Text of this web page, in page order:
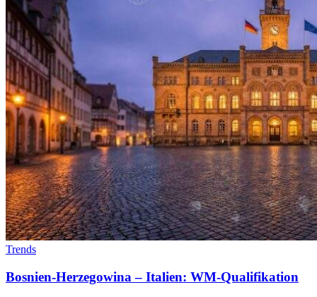
Trends
Bosnien-Herzegowina – Italien: WM-Qualifikation